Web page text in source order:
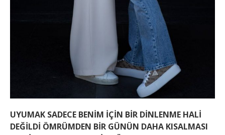
UYUMAK SADECE BENİM İÇİN BİR DİNLENME HALİ
DEĞİLDİ ÖMRÜMDEN BİR GÜNÜN DAHA KISALMASI